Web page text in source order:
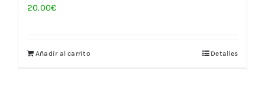
20.00€
Añadir al carrito Detalles